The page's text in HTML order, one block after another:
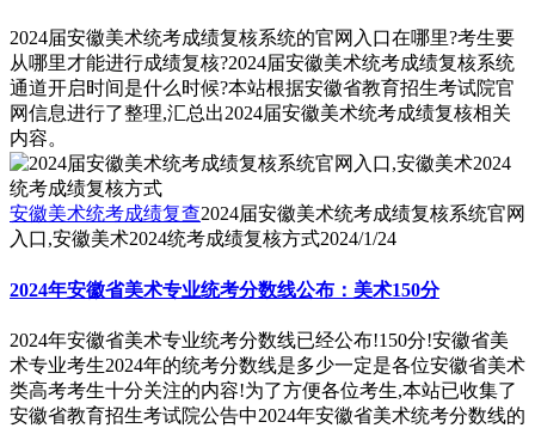
2024届安徽美术统考成绩复核系统的官网入口在哪里?考生要
从哪里才能进行成绩复核?2024届安徽美术统考成绩复核系统
通道开启时间是什么时候?本站根据安徽省教育招生考试院官
网信息进行了整理,汇总出2024届安徽美术统考成绩复核相关
内容。
安徽美术统考成绩复查2024届安徽美术统考成绩复核系统官网
入口,安徽美术2024统考成绩复核方式2024/1/24
2024年安徽省美术专业统考分数线公布：美术150分
2024年安徽省美术专业统考分数线已经公布!150分!安徽省美
术专业考生2024年的统考分数线是多少一定是各位安徽省美术
类高考考生十分关注的内容!为了方便各位考生,本站已收集了
安徽省教育招生考试院公告中2024年安徽省美术统考分数线的